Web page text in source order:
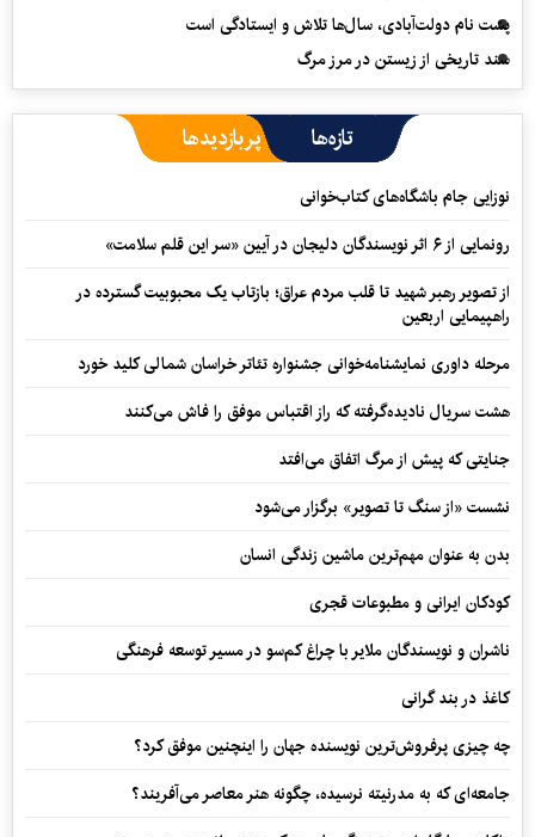
پشت نام دولت‌آبادی، سال‌ها تلاش و ایستادگی است
سند تاریخی از زیستن در مرز مرگ
تازه‌ها پربازدیدها
نوزایی جام باشگاه‌های کتاب‌خوانی
رونمایی از ۶ اثر نویسندگان دلیجان در آیین «سر این قلم سلامت»
از تصویر رهبر شهید تا قلب مردم عراق؛ بازتاب یک محبوبیت گسترده در
راهپیمایی اربعین
مرحله داوری نمایشنامه‌خوانی جشنواره تئاتر خراسان شمالی کلید خورد
هشت سریال نادیده‌گرفته که راز اقتباس موفق را فاش می‌کنند
جنایتی که پیش از مرگ اتفاق می‌افتد
نشست «از سنگ تا تصویر» برگزار می‌شود
بدن به عنوان مهم‌ترین ماشین زندگی انسان
کودکان ایرانی و مطبوعات قجری
ناشران و نویسندگان ملایر با چراغ کم‌سو در مسیر توسعه فرهنگی
کاغذ در بند گرانی
چه چیزی پرفروش‌ترین نویسنده جهان را اینچنین موفق کرد؟
جامعه‌ای که به مدرنیته نرسیده، چگونه هنر معاصر می‌آفریند؟